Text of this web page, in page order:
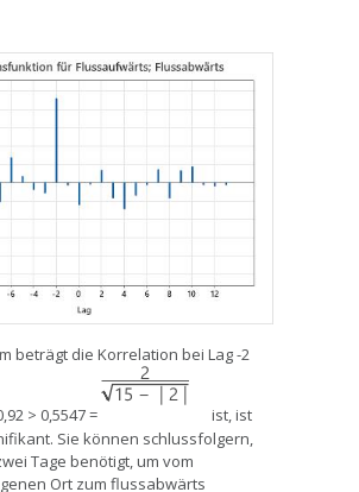
beträgt die Korrelation bei Lag -2
> 0,5547 =
ist, ist
Sie können schlussfolgern,
Tage benötigt, um vom
Ort zum flussabwärts